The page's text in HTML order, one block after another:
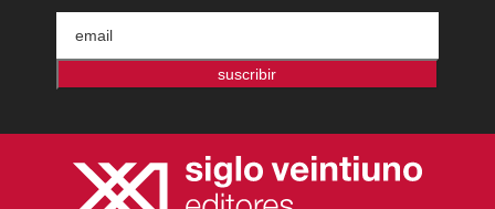
suscribir